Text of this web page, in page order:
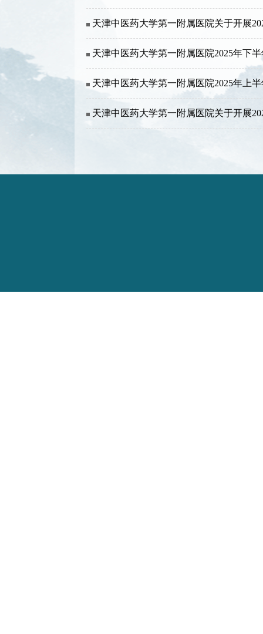
天津中医药大学第一附属医院关于开展
天津中医药大学第一附属医院2025年下
天津中医药大学第一附属医院2025年上
天津中医药大学第一附属医院关于开展